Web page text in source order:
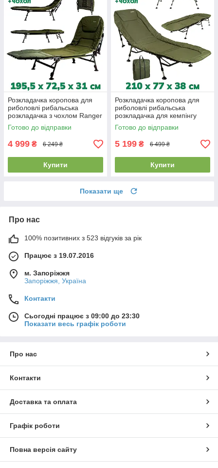
Розкладачка коропова для
риболовлі рибальська
розкладачка з чохлом Ranger
Ground Contact вага 9,2 кг
навантаження 160 кг
Готово до відправки
4 999 ₴ 6 249 ₴
Купити
Розкладачка коропова для
риболовлі рибальська
розкладачка для кемпінгу
похідне ліжко для відпочинку
Ground Contact Lux
Готово до відправки
5 199 ₴ 6 499 ₴
Купити
Показати ще
Про нас
100% позитивних з 523 відгуків за рік
Працює з 19.07.2016
м. Запоріжжя
Запоріжжя, Україна
Контакти
Сьогодні працює з 09:00 до 23:30
Показати весь графік роботи
Про нас
Контакти
Доставка та оплата
Графік роботи
Повна версія сайту